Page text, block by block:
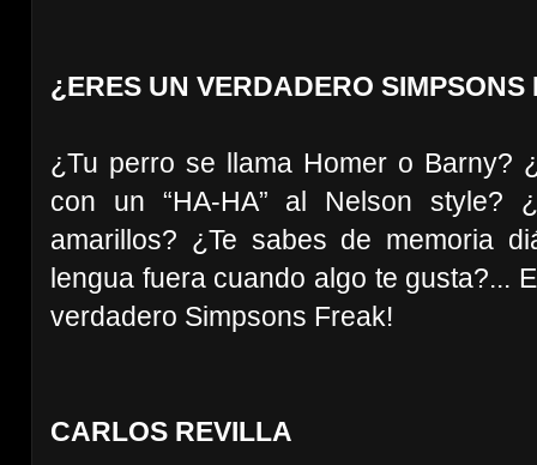
¿ERES UN VERDADERO SIMPSONS
¿Tu perro se llama Homer o Barny?
con un “HA-HA” al Nelson style?
amarillos? ¿Te sabes de memoria
lengua fuera cuando algo te gusta?...
verdadero Simpsons Freak!
CARLOS REVILLA